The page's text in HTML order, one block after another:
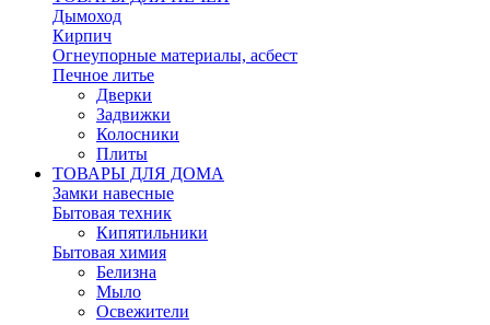
Дымоход
Кирпич
Огнеупорные материалы, асбест
Печное литье
Дверки
Задвижки
Колосники
Плиты
ТОВАРЫ ДЛЯ ДОМА
Замки навесные
Бытовая техник
Кипятильники
Бытовая химия
Белизна
Мыло
Освежители